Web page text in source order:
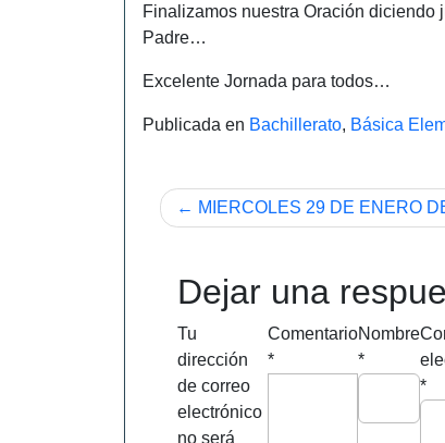
Finalizamos nuestra Oración
Padre…
Excelente Jornada para todos…
Publicada en Bachillerato, Básica
Navegación
entradas
MIERCOLES 29 DE ENERO
Dejar una
Tu
dirección
de correo
electrónico
no será
Comentario
*
Nombre
*
*